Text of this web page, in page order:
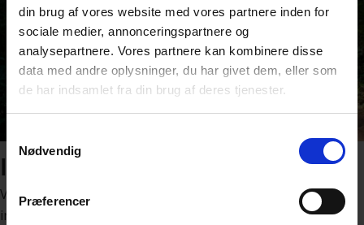
din brug af vores website med vores partnere inden for
sociale medier, annonceringspartnere og
analysepartnere. Vores partnere kan kombinere disse
data med andre oplysninger, du har givet dem, eller som
de har indsamlet fra din brug af deres tjenester.
Nødvendig
Præferencer
Vi klæder dig på til Vi Cykler til Arbejde med det bedste
inden for gode råd, guides og inspiration.